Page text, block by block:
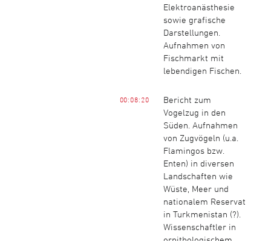
Elektroanästhesie
sowie grafische
Darstellungen.
Aufnahmen von
Fischmarkt mit
lebendigen Fischen.
00:08:20
Bericht zum
Vogelzug in den
Süden. Aufnahmen
von Zugvögeln (u.a.
Flamingos bzw.
Enten) in diversen
Landschaften wie
Wüste, Meer und
nationalem Reservat
in Turkmenistan (?).
Wissenschaftler in